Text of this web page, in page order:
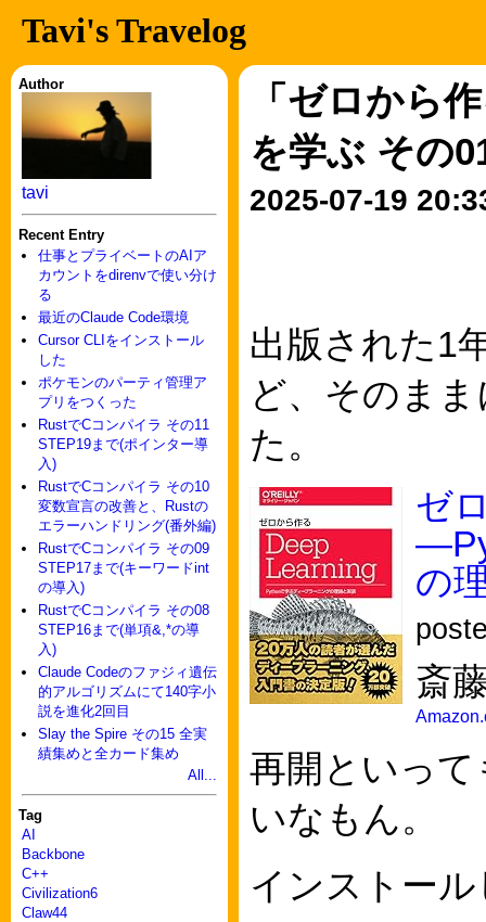
Tavi's Travelog
Author
tavi
Recent Entry
仕事とプライベートのAIア
カウントをdirenvで使い分け
る
最近のClaude Code環境
Cursor CLIをインストール
した
ポケモンのパーティ管理ア
プリをつくった
RustでCコンパイラ その11
STEP19まで(ポインター導
入)
RustでCコンパイラ その10
変数宣言の改善と、Rustの
エラーハンドリング(番外編)
RustでCコンパイラ その09
STEP17まで(キーワードint
の導入)
RustでCコンパイラ その08
STEP16まで(単項&,*の導
入)
Claude Codeのファジィ遺伝
的アルゴリズムにて140字小
説を進化2回目
Slay the Spire その15 全実
績集めと全カード集め
All...
Tag
AI
Backbone
C++
Civilization6
Claw44
「ゼロから
を学ぶ その
2025-07-19
出版された1
ど、そのま
た。
ゼ
の
斎
再開といっ
いなもん。
インストー